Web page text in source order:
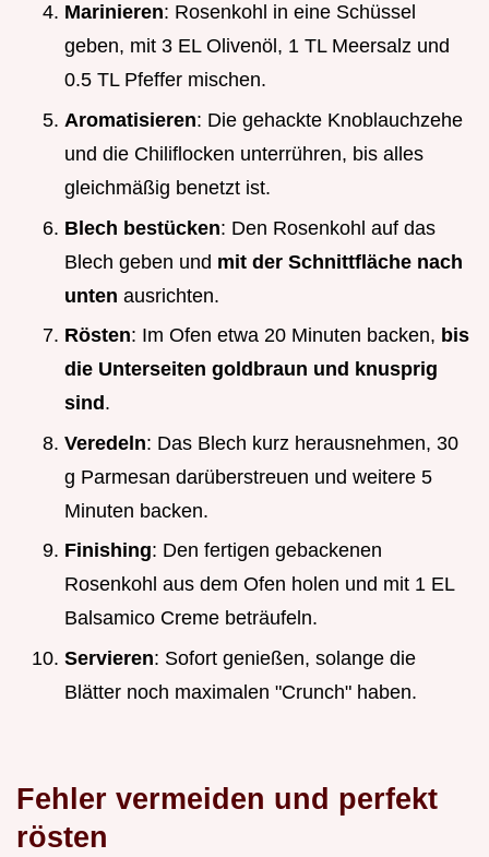
Marinieren: Rosenkohl in eine Schüssel
geben, mit 3 EL Olivenöl, 1 TL Meersalz und
0.5 TL Pfeffer mischen.
Aromatisieren: Die gehackte Knoblauchzehe
und die Chiliflocken unterrühren, bis alles
gleichmäßig benetzt ist.
Blech bestücken: Den Rosenkohl auf das
Blech geben und mit der Schnittfläche nach
unten ausrichten.
Rösten: Im Ofen etwa 20 Minuten backen, bis
die Unterseiten goldbraun und knusprig
sind .
Veredeln: Das Blech kurz herausnehmen, 30
g Parmesan darüberstreuen und weitere 5
Minuten backen.
Finishing: Den fertigen gebackenen
Rosenkohl aus dem Ofen holen und mit 1 EL
Balsamico Creme beträufeln.
Servieren: Sofort genießen, solange die
Blätter noch maximalen "Crunch" haben.
Fehler vermeiden und perfekt
rösten